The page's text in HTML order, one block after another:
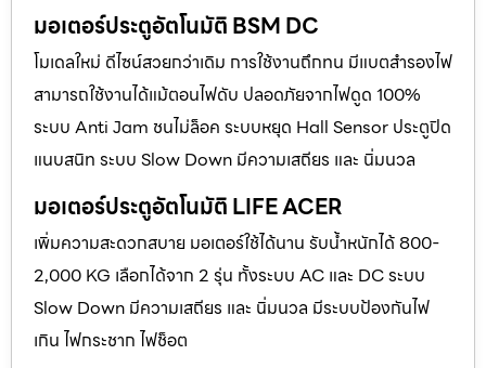
มอเตอร์ประตูอัตโนมัติ BSM DC
โมเดลใหม่ ดีไซน์สวยกว่าเดิม การใช้งานถึกทน มีแบตสำรองไฟ
สามารถใช้งานได้แม้ตอนไฟดับ ปลอดภัยจากไฟดูด 100%
ระบบ Anti Jam ชนไม่ล็อค ระบบหยุด Hall Sensor ประตูปิด
แนบสนิท ระบบ Slow Down มีความเสถียร และ นิ่มนวล
มอเตอร์ประตูอัตโนมัติ LIFE ACER
เพิ่มความสะดวกสบาย มอเตอร์ใช้ได้นาน รับน้ำหนักได้ 800-
2,000 KG เลือกได้จาก 2 รุ่น ทั้งระบบ AC และ DC ระบบ
Slow Down มีความเสถียร และ นิ่มนวล มีระบบป้องกันไฟ
เกิน ไฟกระชาก ไฟช็อต